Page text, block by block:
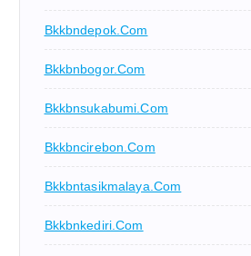
Bkkbndepok.com
Bkkbnbogor.com
Bkkbnsukabumi.com
Bkkbncirebon.com
Bkkbntasikmalaya.com
Bkkbnkediri.com